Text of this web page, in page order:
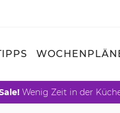
Wenig Zeit in der